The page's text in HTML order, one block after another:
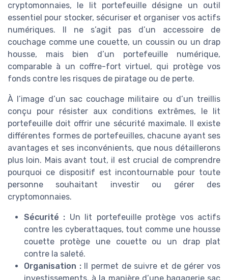
cryptomonnaies, le lit portefeuille désigne un outil
essentiel pour stocker, sécuriser et organiser vos actifs
numériques. Il ne s’agit pas d’un accessoire de
couchage comme une couette, un coussin ou un drap
housse, mais bien d’un portefeuille numérique,
comparable à un coffre-fort virtuel, qui protège vos
fonds contre les risques de piratage ou de perte.
À l’image d’un sac couchage militaire ou d’un treillis
conçu pour résister aux conditions extrêmes, le lit
portefeuille doit offrir une sécurité maximale. Il existe
différentes formes de portefeuilles, chacune ayant ses
avantages et ses inconvénients, que nous détaillerons
plus loin. Mais avant tout, il est crucial de comprendre
pourquoi ce dispositif est incontournable pour toute
personne souhaitant investir ou gérer des
cryptomonnaies.
Sécurité : Un lit portefeuille protège vos actifs
contre les cyberattaques, tout comme une housse
couette protège une couette ou un drap plat
contre la saleté.
Organisation :Il permet de suivre et de gérer vos